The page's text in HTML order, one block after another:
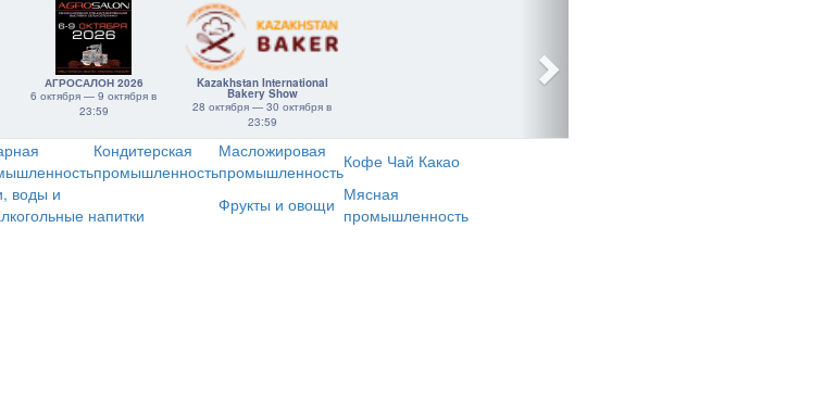
АГРОСАЛОН 2026
6 октября — 9 октября в
23:59
Kazakhstan International
Bakery Show
28 октября — 30 октября в
23:59
Кондитерская
промышленность
Масложировая
промышленностьКофе Чай Какао
воды и
напитки
Фрукты и овощи Мясная
промышленность